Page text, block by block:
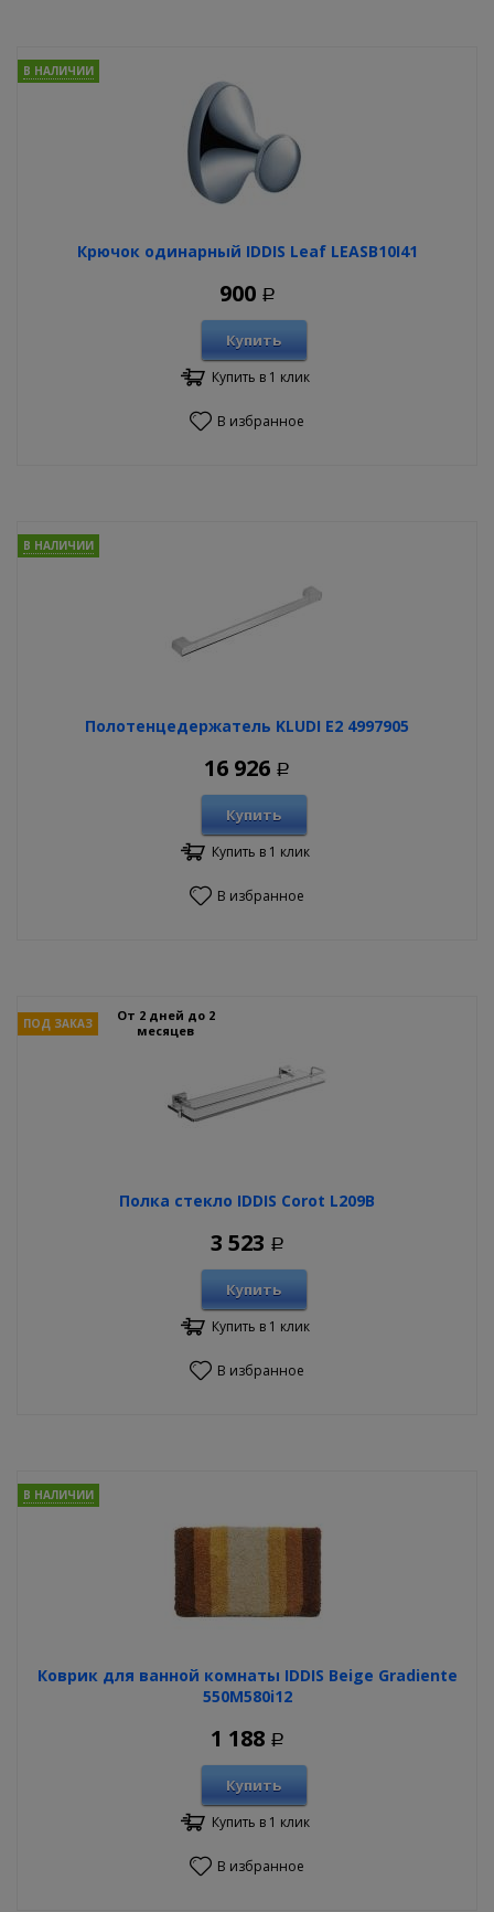
Крючок одинарный IDDIS Leaf LEASB10I41
В НАЛИЧИИ
900 Р
Купить
Купить в 1 клик
В избранное
Полотенцедержатель KLUDI E2 4997905
В НАЛИЧИИ
16 926 Р
Купить
Купить в 1 клик
В избранное
Полка стекло IDDIS Corot L209B
ПОД ЗАКАЗ
От 2 дней до 2
месяцев
3 523 Р
Купить
Купить в 1 клик
В избранное
Коврик для ванной комнаты IDDIS Beige Gradiente
550M580i12
В НАЛИЧИИ
1 188 Р
Купить
Купить в 1 клик
В избранное